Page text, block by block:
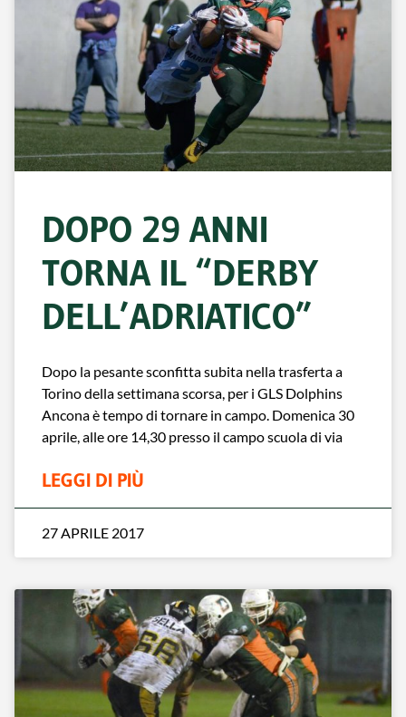
DOPO 29 ANNI
TORNA IL “DERBY
DELL’ADRIATICO”
Dopo la pesante sconfitta subita nella trasferta a
Torino della settimana scorsa, per i GLS Dolphins
Ancona è tempo di tornare in campo. Domenica 30
aprile, alle ore 14,30 presso il campo scuola di via
LEGGI DI PIÙ
27 APRILE 2017